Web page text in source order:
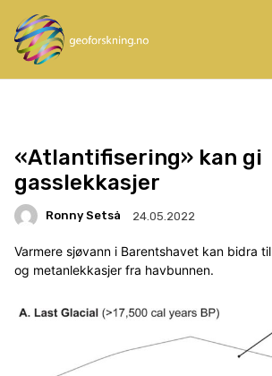
«Atlantifisering» kan gi
gasslekkasjer
Ronny Setså 24.05.2022
Varmere sjøvann i Barentshavet kan bidra
og metanlekkasjer fra havbunnen.